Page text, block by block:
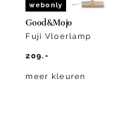
webonly
Good&Mojo
Fuji Vloerlamp
209.-
meer kleuren